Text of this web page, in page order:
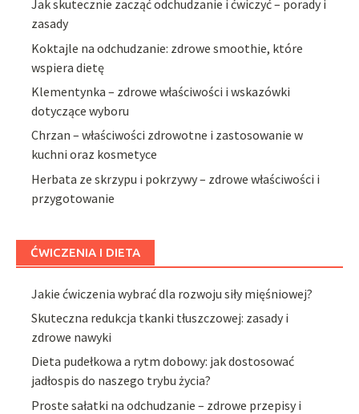
Jak skutecznie zacząć odchudzanie i ćwiczyć – porady i
zasady
Koktajle na odchudzanie: zdrowe smoothie, które
wspiera dietę
Klementynka – zdrowe właściwości i wskazówki
dotyczące wyboru
Chrzan – właściwości zdrowotne i zastosowanie w
kuchni oraz kosmetyce
Herbata ze skrzypu i pokrzywy – zdrowe właściwości i
przygotowanie
ĆWICZENIA I DIETA
Jakie ćwiczenia wybrać dla rozwoju siły mięśniowej?
Skuteczna redukcja tkanki tłuszczowej: zasady i
zdrowe nawyki
Dieta pudełkowa a rytm dobowy: jak dostosować
jadłospis do naszego trybu życia?
Proste sałatki na odchudzanie – zdrowe przepisy i